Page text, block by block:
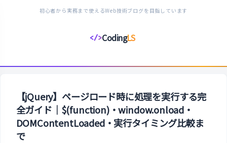
初心者から実務まで使えるWeb技術ブログを目指しています
</>CodingLS
コ
デ
ン
グ
ラ
【jQuery】ページロード時に処理を実行する完
全ガイド｜$(function)・window.onload・
DOMContentLoaded・実行タイミング比較ま
で